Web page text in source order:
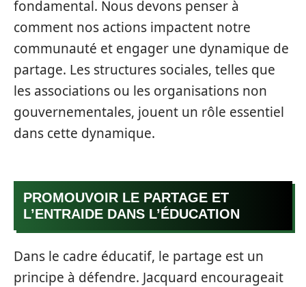
fondamental. Nous devons penser à
comment nos actions impactent notre
communauté et engager une dynamique de
partage. Les structures sociales, telles que
les associations ou les organisations non
gouvernementales, jouent un rôle essentiel
dans cette dynamique.
PROMOUVOIR LE PARTAGE ET
L’ENTRAIDE DANS L’ÉDUCATION
Dans le cadre éducatif, le partage est un
principe à défendre. Jacquard encourageait